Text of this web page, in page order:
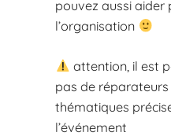
pouvez aussi aider
l’organisation
attention, il est
pas de
thématiques
l’événement